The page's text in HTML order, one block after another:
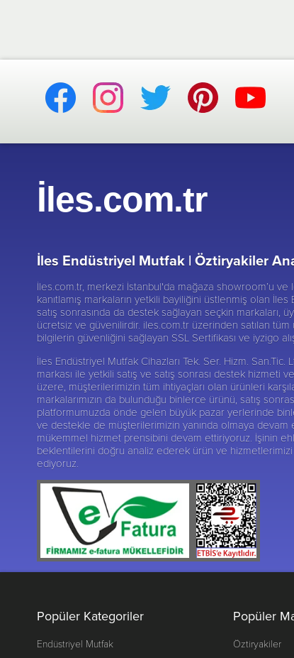
İles.com.tr
İles Endüstriyel Mutfak | Öztiryakiler
İles.com.tr, merkezi İstanbul'da mağaza showroom’u
kanıtlamış markaların yetkili bayiliğini üstlenmiş olan
satış sonrasında da destek sağlayan seçkin markaları,
ücretsiz ve güvenilirdir. iles.com.tr üzerinden satılan
bilgilerin güvenliğini sağlayan SSL Sertifikası ve iyzigo
İles Endüstriyel Mutfak Cihazları Tek. Ser. Hizm.
markası ile yetkili satış ve satış sonrası destek
üzere, müşterilerimizin tüm ihtiyaçları olan ürünleri
markalarımızın da bulunduğu binlerce ürünü, satış
platformumuzda önde gelen büyük pazar yerlerinde
ve destekle de müşterilerimizin yanında olmaya
mükemmel hizmet prensibini devam ettiriyoruz. İşinin
beklentilerini doğru analiz ederek ürün ve
ediyoruz.
Popüler Kategoriler
Endüstriyel Mutfak
Popüler
Öztiryakiler